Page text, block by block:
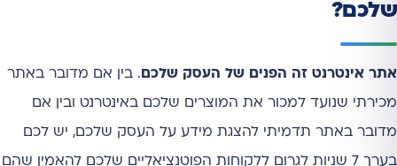
שלכם?
אתר אינטרנט זה הפנים של העסק שלכם. בין אם מדובר באתר
מכירתי שנועד למכור את המוצרים שלכם באינטרנט ובין אם
מדובר באתר תדמיתי להצגת מידע על העסק שלכם, יש לכם
בערך 7 שניות לגרום ללקוחות הפוטנציאליים שלכם להאמין שהם